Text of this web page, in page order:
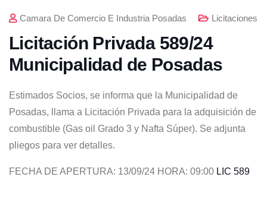
Camara De Comercio E Industria Posadas Licitaciones
Licitación Privada 589/24
Municipalidad de Posadas
Estimados Socios, se informa que la Municipalidad de
Posadas, llama a Licitación Privada para la adquisición de
combustible (Gas oil Grado 3 y Nafta Súper). Se adjunta
pliegos para ver detalles.
FECHA DE APERTURA: 13/09/24 HORA: 09:00 LIC 589